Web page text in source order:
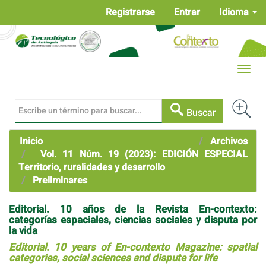
Contenido
principal
Idioma
Registrarse Entrar
Buscar
Toggle
Inicio
Archivos
Vol. 11 Núm. 19 (2023): EDICIÓN ESPECIAL
Territorio, ruralidades y desarrollo
Preliminares
Editorial. 10 años de la Revista En-contexto:
categorías espaciales, ciencias sociales y disputa por
la vida
Editorial. 10 years of En-contexto Magazine: spatial
categories, social sciences and dispute for life